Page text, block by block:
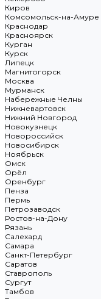
Киров
Комсомольск-на-Амуре
Краснодар
Красноярск
Курган
Курск
Липецк
Магнитогорск
Москва
Мурманск
Набережные Челны
Нижневартовск
Нижний Новгород
Новокузнецк
Новороссийск
Новосибирск
Ноябрьск
Омск
Орёл
Оренбург
Пенза
Пермь
Петрозаводск
Ростов-на-Дону
Рязань
Салехард
Самара
Санкт-Петербург
Саратов
Ставрополь
Сургут
Тамбов